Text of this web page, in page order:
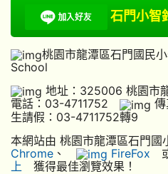
石門小智
桃園市龍潭區石門國民
School
地址：325006 桃園市
電話：03-4711752
生請假：03-4711752轉9
本網站由 桃園市龍潭區石門國
Chrome 、 FireFox
上 獲得最佳瀏覽效果！